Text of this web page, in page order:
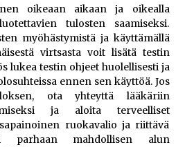
oikeaan aikaan ja oikealla
tulosten saamiseksi.
myöhästymistä ja käyttämällä
virtsasta voit lisätä testin
lukea testin ohjeet huolellisesti ja
ennen sen käyttöä. Jos
ota yhteyttä lääkäriin
ja aloita terveelliset
ruokavalio ja riittävä
parhaan mahdollisen alun